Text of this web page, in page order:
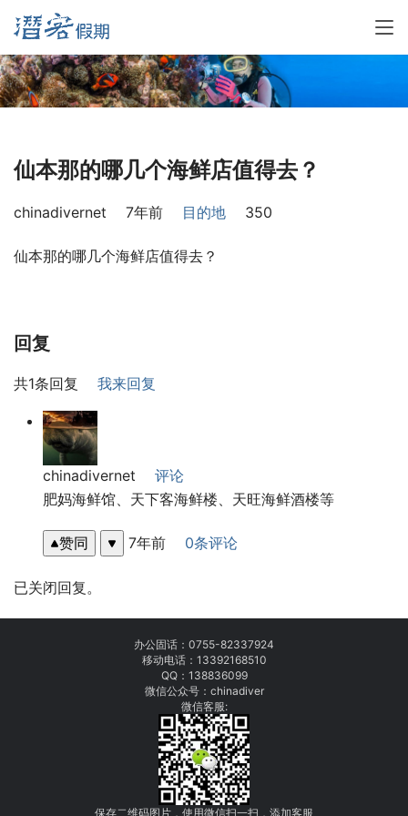
仙本那的哪几个海鲜店值得去？
chinadivernet 7年前 目的地 350
仙本那的哪几个海鲜店值得去？
回复
共1条回复 我来回复
chinadivernet
评论
肥妈海鲜馆、天下客海鲜楼、天旺海鲜酒楼等
赞同 7年前 0条评论
已关闭回复。
办公固话： 0755-82337924
移动电话： 13392168510
QQ：138836099
微信公众号：chinadiver
微信客服:
保存二维码图片，使用微信扫一扫，添加客服